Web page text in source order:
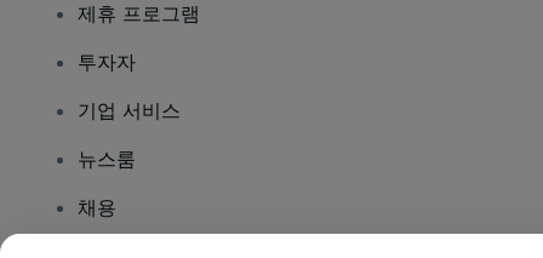
제휴 프로그램
투자자
기업 서비스
뉴스룸
채용